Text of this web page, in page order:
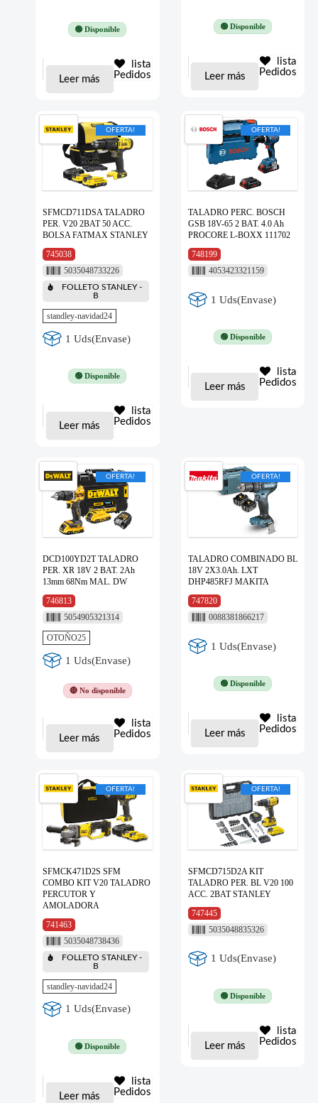
🟢 Disponible
Leer más
lista
Pedidos
🟢 Disponible
Leer más
lista
Pedidos
OFERTA!
SFMCD711DSA TALADRO
PER. V20 2BAT 50 ACC.
BOLSA FATMAX STANLEY
745038
5035048733226
FOLLETO STANLEY -
B
standley-navidad24
1 Uds(Envase)
🟢 Disponible
Leer más
lista
Pedidos
OFERTA!
TALADRO PERC. BOSCH
GSB 18V-65 2 BAT. 4.0 Ah
PROCORE L-BOXX 111702
748199
4053423321159
1 Uds(Envase)
🟢 Disponible
Leer más
lista
Pedidos
OFERTA!
DCD100YD2T TALADRO
PER. XR 18V 2 BAT. 2Ah
13mm 68Nm MAL. DW
746813
5054905321314
OTOÑO25
1 Uds(Envase)
🔴 No disponible
Leer más
lista
Pedidos
OFERTA!
TALADRO COMBINADO BL
18V 2X3.0Ah. LXT
DHP485RFJ MAKITA
747820
0088381866217
1 Uds(Envase)
🟢 Disponible
Leer más
lista
Pedidos
OFERTA!
SFMCK471D2S SFM
COMBO KIT V20 TALADRO
PERCUTOR Y
AMOLADORA
741463
5035048738436
FOLLETO STANLEY -
B
standley-navidad24
1 Uds(Envase)
🟢 Disponible
Leer más
lista
Pedidos
OFERTA!
SFMCD715D2A KIT
TALADRO PER. BL V20 100
ACC. 2BAT STANLEY
747445
5035048835326
1 Uds(Envase)
🟢 Disponible
Leer más
lista
Pedidos